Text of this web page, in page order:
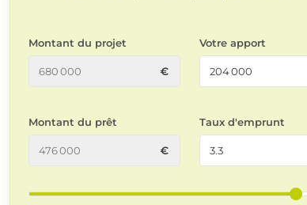
Montant du projet Votre apport
Montant du prêt Taux d'emprunt